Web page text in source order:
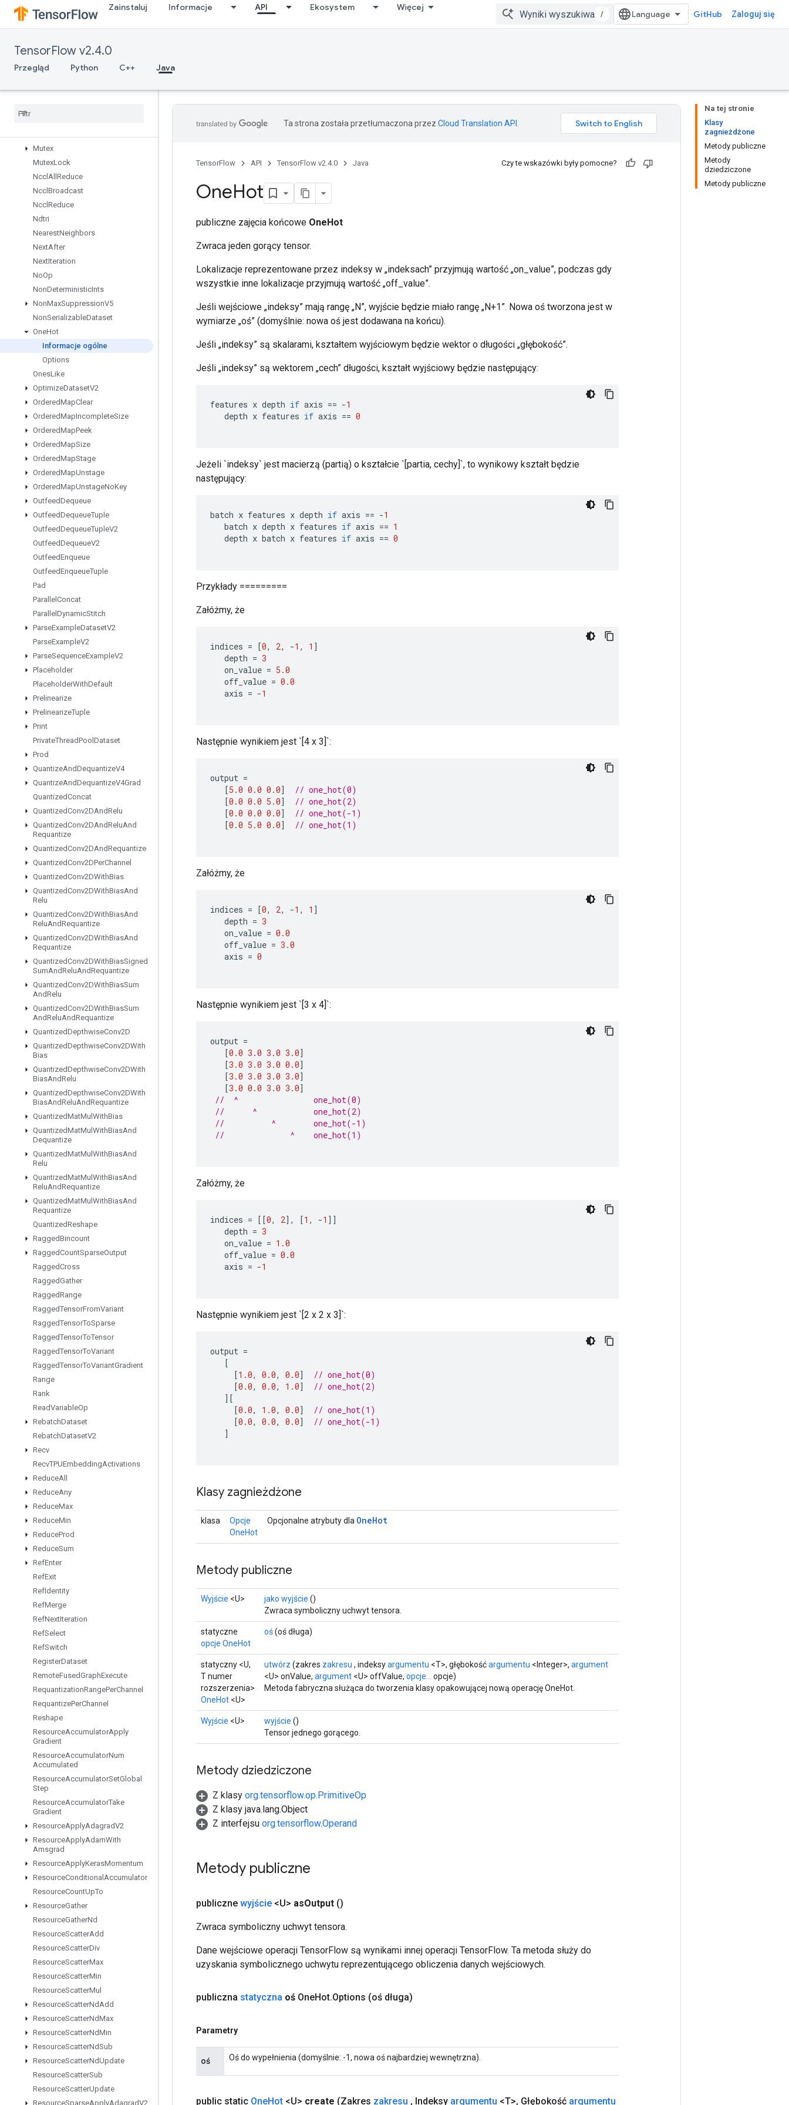
Zainstaluj Informacje API Ekosystem Więcej
/ GitHub Zaloguj się
TensorFlow v2.4.0
Przegląd Python C++ Java
MaxIntraOpParallelismDataset
Merge
MirrorPad
MirrorPadGrad
MulNoNan
Mutex
MutexLock
Nccl All Reduce
Nccl Broadcast
Nccl Reduce
Ndtri
NearestNeighbors
NextAfter
NextIteration
NoOp
NonDeterministicInts
NonMaxSuppressionV5
NonSerializableDataset
OneHot
Informacje ogólne
Options
OnesLike
OptimizeDatasetV2
OrderedMapClear
OrderedMapIncompleteSize
OrderedMapPeek
OrderedMapSize
OrderedMapStage
OrderedMapUnstage
OrderedMapUnstageNoKey
OutfeedDequeue
OutfeedDequeueTuple
OutfeedDequeueTupleV2
OutfeedDequeueV2
OutfeedEnqueue
OutfeedEnqueueTuple
Pad
Parallel Concat
Parallel DynamicStitch
ParseExampleDatasetV2
ParseExampleV2
ParseSequenceExampleV2
Placeholder
PlaceholderWithDefault
Prelinearize
PrelinearizeTuple
Print
PrivateThreadPool Dataset
Prod
QuantizeAndDequantizeV4
QuantizeAndDequantizeV4Grad
QuantizedConcat
QuantizedConv2DAndRelu
QuantizedConv2DAndReluAnd
Requantize
QuantizedConv2DAndRequantize
QuantizedConv2DPerChannel
QuantizedConv2DWithBias
QuantizedConv2DWithBiasAnd
Relu
QuantizedConv2DWithBiasAnd
ReluAndRequantize
QuantizedConv2DWithBiasAnd
Requantize
QuantizedConv2DWithBiasSigned
SumAndReluAndRequantize
QuantizedConv2DWithBiasSum
AndRelu
QuantizedConv2DWithBiasSum
AndReluAndRequantize
QuantizedDepthwiseConv2D
QuantizedDepthwiseConv2DWith
Bias
QuantizedDepthwiseConv2DWith
BiasAndRelu
QuantizedDepthwiseConv2DWith
BiasAndReluAndRequantize
QuantizedMatMul WithBias
QuantizedMatMul WithBiasAnd
Dequantize
QuantizedMatMul WithBiasAnd
Relu
QuantizedMatMul WithBiasAnd
ReluAndRequantize
QuantizedMatMul WithBiasAnd
Requantize
QuantizedReshape
RaggedBincount
RaggedCountSparseOutput
RaggedCross
RaggedGather
RaggedRange
RaggedTensorFromVariant
RaggedTensorToSparse
RaggedTensorToTensor
RaggedTensorToVariant
RaggedTensorToVariantGradient
Range
Rank
ReadVariableOp
RebatchDataset
RebatchDatasetV2
Recv
RecvTPUEmbeddingActivations
ReduceAll
ReduceAny
ReduceMax
ReduceMin
ReduceProd
ReduceSum
RefEnter
RefExit
RefIdentity
RefMerge
RefNextIteration
RefSelect
RefSwitch
RegisterDataset
RemoteFusedGraphExecute
RequantizationRangePerChannel
RequantizePerChannel
Reshape
ResourceAccumulatorApply
Gradient
ResourceAccumulatorNum
Accumulated
ResourceAccumulatorSetGlobal
Step
ResourceAccumulatorTake
Gradient
ResourceApplyAdagradV2
ResourceApplyAdamWith
Amsgrad
ResourceApplyKerasMomentum
ResourceConditional Accumulator
ResourceCountUpTo
ResourceGather
ResourceGatherNd
ResourceScatterAdd
ResourceScatterDiv
ResourceScatterMax
ResourceScatterMin
ResourceScatterMul
ResourceScatterNdAdd
ResourceScatterNdMax
ResourceScatterNdMin
ResourceScatterNdSub
ResourceScatterNdUpdate
ResourceScatterSub
ResourceScatterUpdate
ResourceSparseApplyAdagradV2
Na tej stronie
Klasy
zagnieżdżone
Metody publiczne
Metody
dziedziczone
Metody publiczne
Ta strona została przetłumaczona przez Cloud Translation API
TensorFlow API TensorFlow v2.4.0 Java Czy te wskazówki były pomocne?
OneHot
publiczne zajęcia końcowe OneHot
Zwraca jeden gorący tensor.
Lokalizacje reprezentowane przez indeksy w „indeksach” przyjmują wartość „on_value”, podczas gdy
wszystkie inne lokalizacje przyjmują wartość „off_value”.
Jeśli wejściowe „indeksy” mają rangę „N”, wyjście będzie miało rangę „N+1”. Nowa oś tworzona jest w
wymiarze „oś” (domyślnie: nowa oś jest dodawana na końcu).
Jeśli „indeksy” są skalarami, kształtem wyjściowym będzie wektor o długości „głębokość”.
Jeśli „indeksy” są wektorem „cech” długości, kształt wyjściowy będzie następujący:
features x depth if axis == -1
depth x features if axis == 0
Jeżeli `indeksy` jest macierzą (partią) o kształcie `[partia, cechy]`, to wynikowy kształt będzie
następujący:
batch x features x depth if axis == -1
batch x depth x features if axis == 1
depth x batch x features if axis == 0
Przykłady =========
Załóżmy, że
indices = [0, 2, -1 , 1 ]
depth = 3
on_value = 5.0
off_value = 0.0
axis = -1
Następnie wynikiem jest `[4 x 3]`:
output =
[5.0 0.0 0.0]
// one_hot(0)
[0.0 0.0 5.0]
// one_hot(2)
[0.0 0.0 0.0]
// one_hot(-1)
[0.0 5.0 0.0] // one_hot(1)
Załóżmy, że
indices = [0, 2, -1 , 1 ]
depth = 3
on_value = 0.0
off_value = 3.0
axis = 0
Następnie wynikiem jest `[3 x 4]`:
output =
[0.0 3.0 3.0 3.0]
[3.0 3.0 3.0 0.0]
[3.0 3.0 3.0 3.0]
[3.0 0.0 3.0 3.0]
//  ^                one_hot(0)
//      ^            one_hot(2)
//          ^        one_hot(-1)
//              ^    one_hot(1)
Załóżmy, że
indices = [[0, 2] , [1 , -1 ]]
depth = 3
on_value = 1.0
off_value = 0.0
axis = -1
Następnie wynikiem jest `[2 x 2 x 3]`:
output =
[
[1.0, 0.0, 0.0]
// one_hot(0)
[0.0, 0.0, 1.0]
// one_hot(2)
][
[0.0, 1.0, 0.0]
// one_hot(1)
[0.0, 0.0, 0.0]
// one_hot(-1)
]
Klasy zagnieżdżone
klasa
Opcje
OneHot
Opcjonalne atrybuty dla OneHot
Metody publiczne
Wyjście <U> jako wyjście ()
Zwraca symboliczny uchwyt tensora.
statyczne
opcje OneHot
oś(oś długa)
statyczny <U,
T numer
rozszerzenia>
OneHot <U>
utwórz (zakres zakresu , indeksyargumentu <T>, głębokośćargumentu <Integer>, argument
<U> onValue, argument <U> offValue, opcje...
opcje)
Metoda fabryczna służąca do tworzenia klasy opakowującej nową operację OneHot.
Wyjście <U> wyjście ()
Tensor jednego gorącego.
Metody dziedziczone
Z klasy org.tensorflow.op.PrimitiveOp
Z klasy java.lang.Object
Z interfejsu org.tensorflow.Operand
Metody publiczne
publiczne wyjście <U> asOutput ()
Zwraca symboliczny uchwyt tensora.
Dane wejściowe operacji TensorFlow są wynikami innej operacji TensorFlow. Ta metoda służy do
uzyskania symbolicznego uchwytu reprezentującego obliczenia danych wejściowych.
publiczna statyczna oś OneHot.Options (oś długa)
Parametry
oś Oś do wypełnienia (domyślnie: -1, nowa oś najbardziej wewnętrzna).
public static OneHot <U> create (Zakres zakresu , Indeksy argumentu <T>, Głębokość argumentu